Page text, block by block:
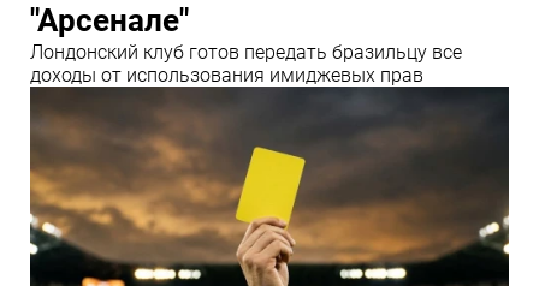
"Арсенале"
Лондонский клуб готов передать бразильцу все
доходы от использования имиджевых прав